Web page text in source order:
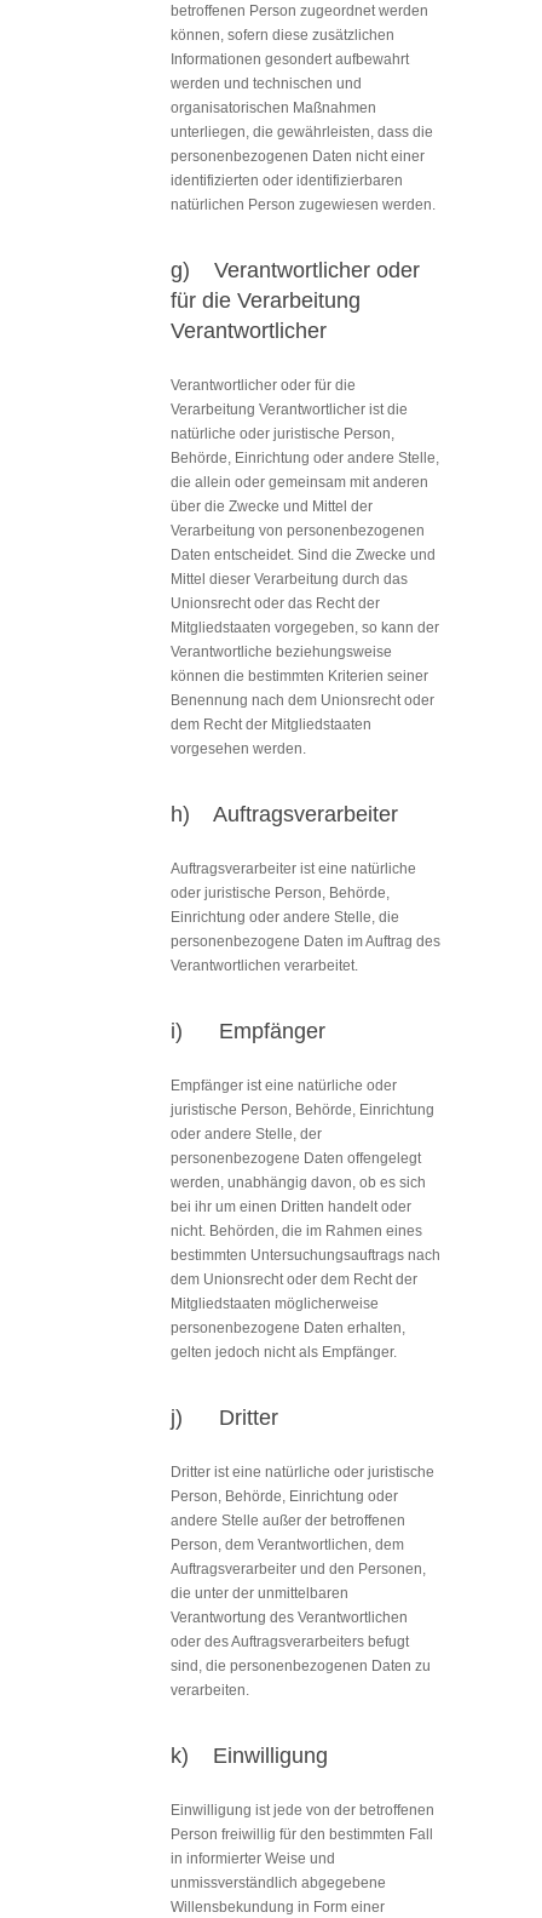
betroffenen Person zugeordnet werden
können, sofern diese zusätzlichen
Informationen gesondert aufbewahrt
werden und technischen und
organisatorischen Maßnahmen
unterliegen, die gewährleisten, dass die
personenbezogenen Daten nicht einer
identifizierten oder identifizierbaren
natürlichen Person zugewiesen werden.
g) Verantwortlicher oder
für die Verarbeitung
Verantwortlicher
Verantwortlicher oder für die
Verarbeitung Verantwortlicher ist die
natürliche oder juristische Person,
Behörde, Einrichtung oder andere Stelle,
die allein oder gemeinsam mit anderen
über die Zwecke und Mittel der
Verarbeitung von personenbezogenen
Daten entscheidet. Sind die Zwecke und
Mittel dieser Verarbeitung durch das
Unionsrecht oder das Recht der
Mitgliedstaaten vorgegeben, so kann der
Verantwortliche beziehungsweise
können die bestimmten Kriterien seiner
Benennung nach dem Unionsrecht oder
dem Recht der Mitgliedstaaten
vorgesehen werden.
h) Auftragsverarbeiter
Auftragsverarbeiter ist eine natürliche
oder juristische Person, Behörde,
Einrichtung oder andere Stelle, die
personenbezogene Daten im Auftrag des
Verantwortlichen verarbeitet.
i) Empfänger
Empfänger ist eine natürliche oder
juristische Person, Behörde, Einrichtung
oder andere Stelle, der
personenbezogene Daten offengelegt
werden, unabhängig davon, ob es sich
bei ihr um einen Dritten handelt oder
nicht. Behörden, die im Rahmen eines
bestimmten Untersuchungsauftrags nach
dem Unionsrecht oder dem Recht der
Mitgliedstaaten möglicherweise
personenbezogene Daten erhalten,
gelten jedoch nicht als Empfänger.
j) Dritter
Dritter ist eine natürliche oder juristische
Person, Behörde, Einrichtung oder
andere Stelle außer der betroffenen
Person, dem Verantwortlichen, dem
Auftragsverarbeiter und den Personen,
die unter der unmittelbaren
Verantwortung des Verantwortlichen
oder des Auftragsverarbeiters befugt
sind, die personenbezogenen Daten zu
verarbeiten.
k) Einwilligung
Einwilligung ist jede von der betroffenen
Person freiwillig für den bestimmten Fall
in informierter Weise und
unmissverständlich abgegebene
Willensbekundung in Form einer